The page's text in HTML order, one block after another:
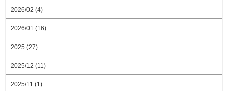
2026/02 (4)
2026/01 (16)
2025 (27)
2025/12 (11)
2025/11 (1)